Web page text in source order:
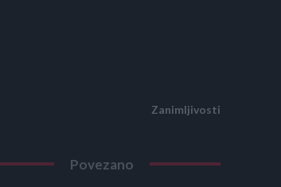
Zanimljivosti
Povezano